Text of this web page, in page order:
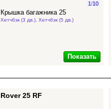
1/10
Крышка багажника 25
Хетчбэк (3 дв.), Хетчбэк (5 дв.)
Показать
Rover 25 RF